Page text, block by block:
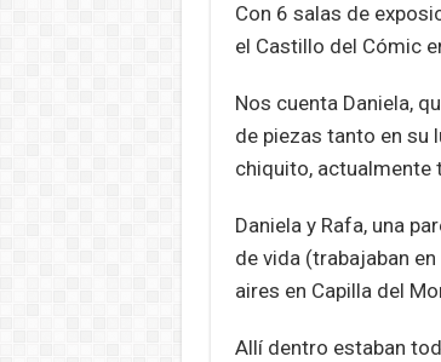
Con 6 salas de
el Castillo del Cómic
Nos cuenta Daniela,
de piezas tanto en su
chiquito, actualmente
Daniela y Rafa, una
de vida (trabajaban
aires en Capilla del
Allí dentro estaban